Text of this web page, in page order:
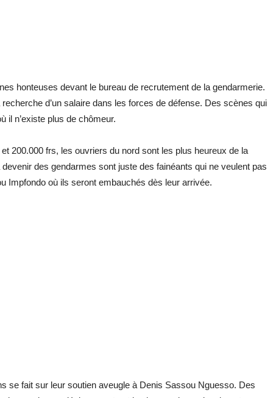
honteuses devant le bureau de recrutement de la gendarmerie.
d’un salaire dans les forces de défense. Des scènes qui
il n’existe plus de chômeur.
200.000 frs, les ouvriers du nord sont les plus heureux de la
des gendarmes sont juste des fainéants qui ne veulent pas
Impfondo où ils seront embauchés dès leur arrivée.
se fait sur leur soutien aveugle à Denis Sassou Nguesso. Des